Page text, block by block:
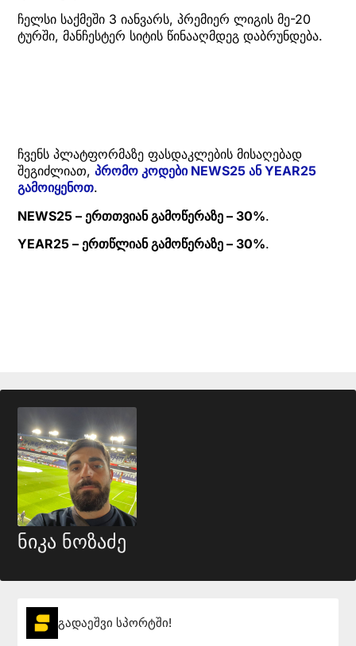
ჩელსი საქმეში 3 იანვარს, პრემიერ ლიგის მე-20
ტურში, მანჩესტერ სიტის წინააღმდეგ დაბრუნდება.
ჩვენს პლატფორმაზე ფასდაკლების მისაღებად
შეგიძლიათ, პრომო კოდები NEWS25 ან YEAR25
გამოიყენოთ.
NEWS25 – ერთთვიან გამოწერაზე – 30%.
YEAR25 – ერთწლიან გამოწერაზე – 30%.
ნიკა ნოზაძე
გადაეშვი სპორტში!